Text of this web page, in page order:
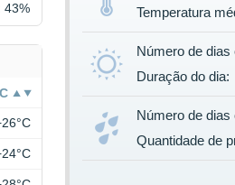
Temperatura
Número de dias
Duração do dia:
Número de dias
Quantidade de
43%